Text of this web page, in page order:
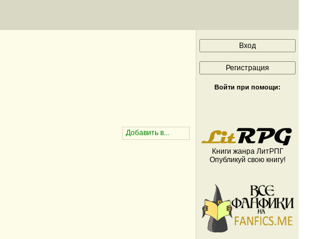
Войти при помощи:
Книги жанра ЛитРПГ
Опубликуй свою книгу!